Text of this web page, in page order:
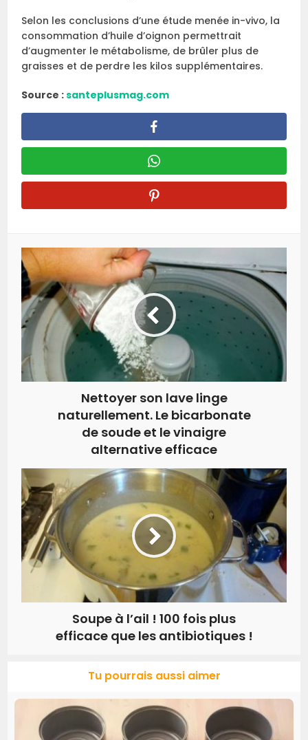
Selon les conclusions d’une étude menée in-vivo, la
consommation d’huile d’oignon permettrait
d’augmenter le métabolisme, de brûler plus de
graisses et de perdre les kilos supplémentaires.
Source :santeplusmag.com
Nettoyer son lave linge
naturellement. Le bicarbonate
de soude et le vinaigre
alternative efficace
Soupe à l’ail ! 100 fois plus
efficace que les antibiotiques !
Tu pourrais aussi aimer